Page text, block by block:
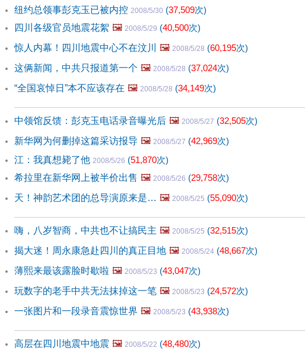
纽约总领事彭克玉已被内控 2008/5/30 (37,509次)
四川各级官员地震花絮 🖼️ 2008/5/29 (40,500次)
惊人内幕！四川地震中心不在汶川
🖼️ 2008/5/28 (60,195次)
这俩新闻，中共只报道第一个 🖼️ 2008/5/28 (37,024次)
“全国哀悼日”本不应该存在 🖼️ 2008/5/28 (34,149次)
中领馆反馈：彭克玉电话录音曝光后 🖼️ 2008/5/27 (32,505次)
新华网为何删掉这篇采访报导 🖼️ 2008/5/27 (42,969次)
江：我真想毙了他 2008/5/26 (51,870次)
希拉里在新华网上被半价出售 🖼️ 2008/5/26 (29,758次)
天！神韵艺术团的总导演原来是… 🖼️ 2008/5/25 (55,090次)
嗨，八岁智商，中共也不让搞民主 🖼️ 2008/5/25 (32,515次)
揭大迷！周永康急赴四川的真正目地 🖼️ 2008/5/24 (48,667次)
薄熙来最该露脸时歇啦 🖼️ 2008/5/23 (43,047次)
玩数字的老手中共无法抹掉这一笔 🖼️ 2008/5/23 (24,572次)
一张图片和一段录音震惊世界 🖼️ 2008/5/23 (43,938次)
高层在四川地震中地震 🖼️ 2008/5/22 (48,480次)